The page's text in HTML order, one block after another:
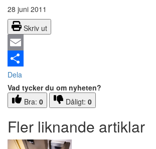
28 juni 2011
Skriv ut
Email
Dela
Vad tycker du om nyheten?
Bra: 0 Dåligt: 0
Fler liknande artiklar